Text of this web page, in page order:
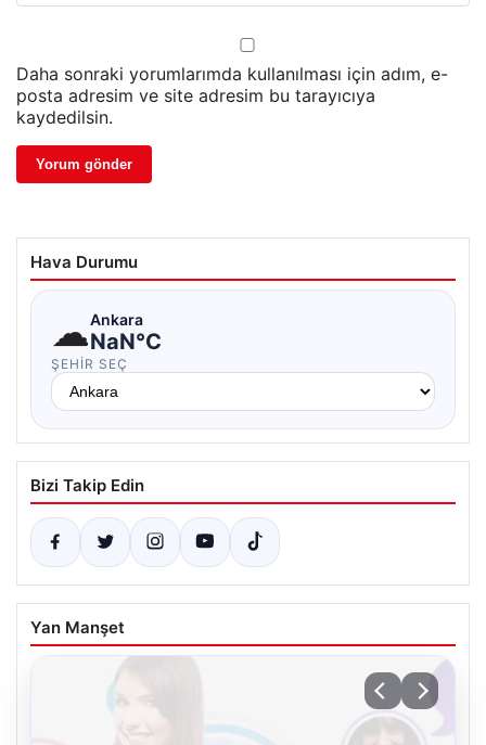
Daha sonraki yorumlarımda kullanılması için adım, e-
posta adresim ve site adresim bu tarayıcıya
kaydedilsin.
Hava Durumu
☁Ankara
NaN°C
ŞEHIR SEÇ
Bizi Takip Edin
Yan Manşet